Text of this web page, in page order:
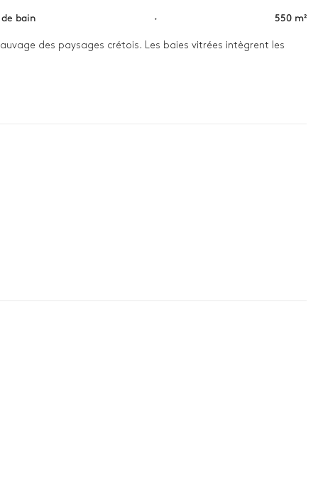
bain · 550 m²
des paysages crétois. Les baies vitrées intègrent les
9 salles de bains pour plus de confort et d'intimité. Ici, les